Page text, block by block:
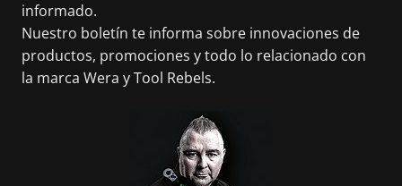
informado.
Nuestro boletín te informa sobre innovaciones de
productos, promociones y todo lo relacionado con
la marca Wera y Tool Rebels.